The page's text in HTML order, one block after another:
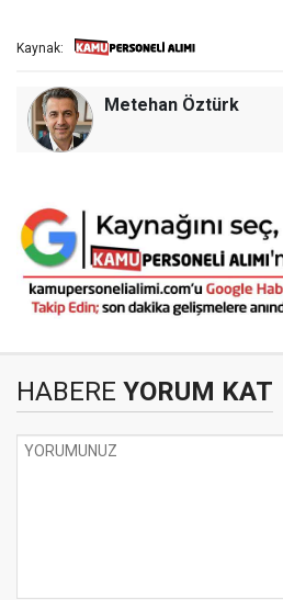
Kaynak:
Metehan Öztürk
HABERE YORUM KAT